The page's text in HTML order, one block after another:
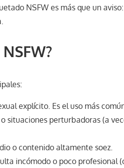
NSFW es más que un
explícito. Es el uso más
situaciones perturbadoras (a
o contenido altamente soez.
incómodo o poco profesional